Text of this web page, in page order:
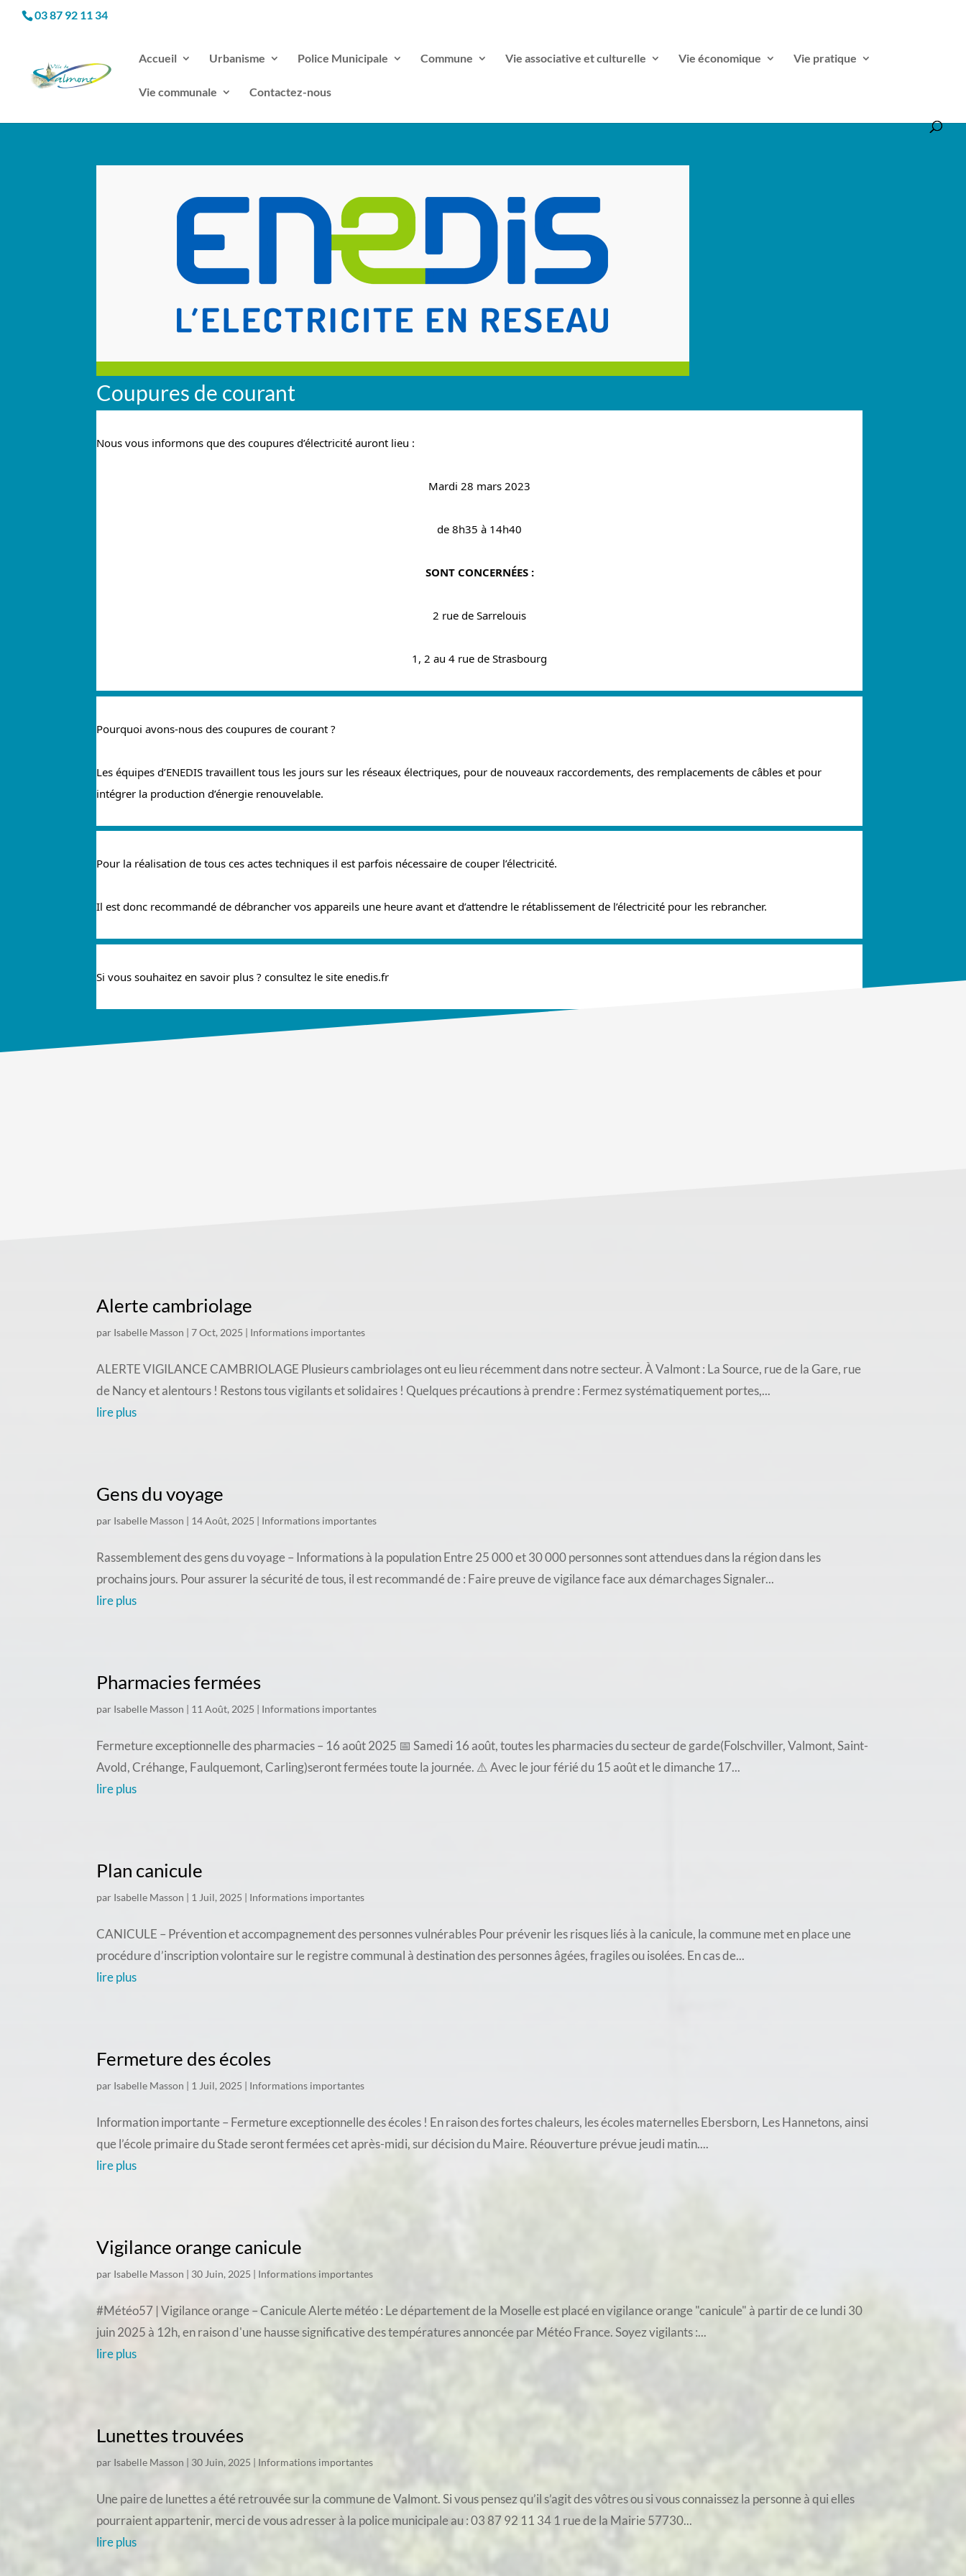
03 87 92 11 34
Accueil Urbanisme Police Municipale Commune Vie associative et culturelle Vie économique Vie pratique
Vie communale Contactez-nous
Coupures de courant
Nous vous informons que des coupures d’électricité auront lieu :
Mardi 28 mars 2023
de 8h35 à 14h40
SONT CONCERNÉES :
2 rue de Sarrelouis
1, 2 au 4 rue de Strasbourg
Pourquoi avons-nous des coupures de courant ?
Les équipes d’ENEDIS travaillent tous les jours sur les réseaux électriques, pour de nouveaux raccordements, des remplacements de câbles et pour
intégrer la production d’énergie renouvelable.
Pour la réalisation de tous ces actes techniques il est parfois nécessaire de couper l’électricité.
Il est donc recommandé de débrancher vos appareils une heure avant et d’attendre le rétablissement de l’électricité pour les rebrancher.
Si vous souhaitez en savoir plus ? consultez le site enedis.fr
Alerte cambriolage
par Isabelle Masson |7 Oct, 2025 | Informations importantes
ALERTE VIGILANCE CAMBRIOLAGE Plusieurs cambriolages ont eu lieu récemment dans notre secteur. À Valmont : La Source, rue de la Gare, rue
de Nancy et alentours ! Restons tous vigilants et solidaires ! Quelques précautions à prendre : Fermez systématiquement portes,...
lire plus
Gens du voyage
par Isabelle Masson | 14 Août, 2025 | Informations importantes
Rassemblement des gens du voyage – Informations à la population Entre 25 000 et 30 000 personnes sont attendues dans la région dans les
prochains jours. Pour assurer la sécurité de tous, il est recommandé de : Faire preuve de vigilance face aux démarchages Signaler...
lire plus
Pharmacies fermées
par Isabelle Masson | 11 Août, 2025 | Informations importantes
Fermeture exceptionnelle des pharmacies – 16 août 2025 📅 Samedi 16 août, toutes les pharmacies du secteur de garde(Folschviller, Valmont, Saint-
Avold, Créhange, Faulquemont, Carling)seront fermées toute la journée. ⚠️ Avec le jour férié du 15 août et le dimanche 17...
lire plus
Plan canicule
par Isabelle Masson | 1 Juil, 2025 | Informations importantes
CANICULE – Prévention et accompagnement des personnes vulnérables Pour prévenir les risques liés à la canicule, la commune met en place une
procédure d’inscription volontaire sur le registre communal à destination des personnes âgées, fragiles ou isolées. En cas de...
lire plus
Fermeture des écoles
par Isabelle Masson | 1 Juil, 2025 | Informations importantes
Information importante – Fermeture exceptionnelle des écoles ! En raison des fortes chaleurs, les écoles maternelles Ebersborn, Les Hannetons, ainsi
que l’école primaire du Stade seront fermées cet après-midi, sur décision du Maire. Réouverture prévue jeudi matin....
lire plus
Vigilance orange canicule
par Isabelle Masson | 30 Juin, 2025 | Informations importantes
#Météo57 | Vigilance orange – Canicule Alerte météo : Le département de la Moselle est placé en vigilance orange "canicule" à partir de ce lundi 30
juin 2025 à 12h, en raison d'une hausse significative des températures annoncée par Météo France. Soyez vigilants :...
lire plus
Lunettes trouvées
par Isabelle Masson | 30 Juin, 2025 | Informations importantes
Une paire de lunettes a été retrouvée sur la commune de Valmont. Si vous pensez qu’il s’agit des vôtres ou si vous connaissez la personne à qui elles
pourraient appartenir, merci de vous adresser à la police municipale au : 03 87 92 11 34 1 rue de la Mairie 57730...
lire plus